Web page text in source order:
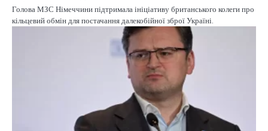
Голова МЗС Німеччини підтримала ініціативу британського колеги про
кільцевий обмін для постачання далекобійної зброї Україні.